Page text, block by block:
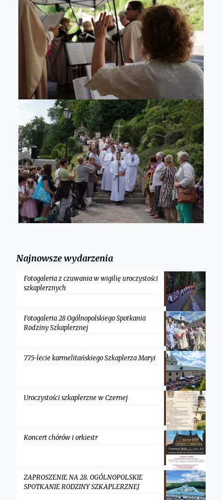
Najnowsze wydarzenia
Fotogaleria z czuwania w wigilię uroczystości
szkaplerznych
Fotogaleria 28 Ogólnopolskiego Spotkania
Rodziny Szkaplerznej
775-lecie karmelitańskiego Szkaplerza Maryi
Uroczystości szkaplerzne w Czernej
Koncert chórów i orkiestr
ZAPROSZENIE NA 28. OGÓLNOPOLSKIE
SPOTKANIE RODZINY SZKAPLERZNEJ